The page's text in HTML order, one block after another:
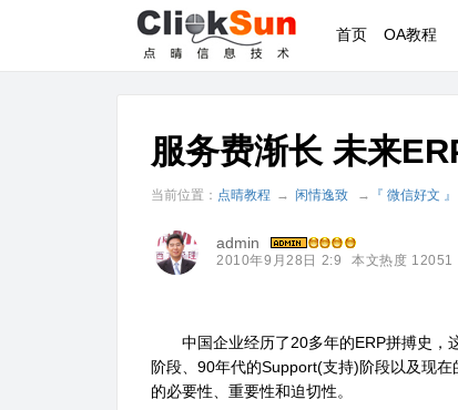
首页 OA教程
服务费渐长 未来
当前位置： 点晴教程 → 闲情逸致 → 『 微信好文 』
admin
2010年9月28日 2:9 本文热度 12051
中国企业经历了20多年的ERP拼搏史，
阶段、90年代的Support(支持)阶段以及现
的必要性、重要性和迫切性。